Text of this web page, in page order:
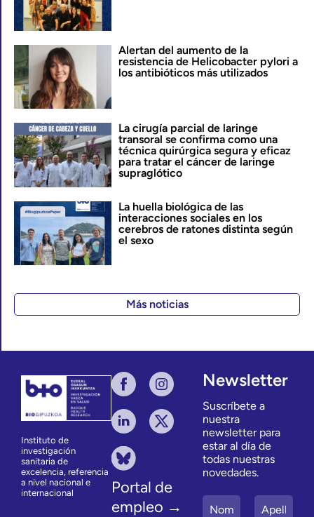
Alertan del aumento de la
resistencia de Helicobacter pylori a
los antibióticos más utilizados
La cirugía parcial de laringe
transoral se confirma como una
técnica quirúrgica segura y eficaz
para tratar el cáncer de laringe
supraglótico
La huella biológica de las
interacciones sociales en los
cerebros de ratones distinta según
el sexo
Más noticias
Instituto de
investigación
sanitaria de
excelencia, referencia
a nivel nacional e
internacional
Portal de
empleo →
Newsletter
Suscríbete a
nuestra
newsletter para
estar al día de
todas nuestras
novedades.